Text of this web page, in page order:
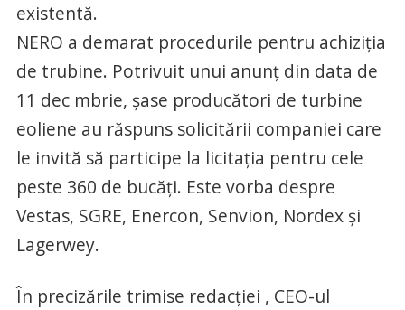
existentă.
NERO a demarat procedurile pentru achiziţia
de trubine. Potrivuit unui anunţ din data de
11 dec mbrie, şase producători de turbine
eoliene au răspuns solicitării companiei care
le invită să participe la licitaţia pentru cele
peste 360 de bucăţi. Este vorba despre
Vestas, SGRE, Enercon, Senvion, Nordex şi
Lagerwey.
În precizările trimise redacţiei , CEO-ul